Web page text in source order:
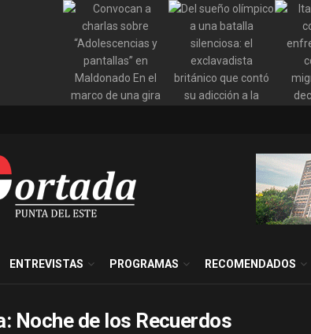
ENTREVISTAS PROGRAMAS RECOMENDADOS
Noche de los Recuerdos